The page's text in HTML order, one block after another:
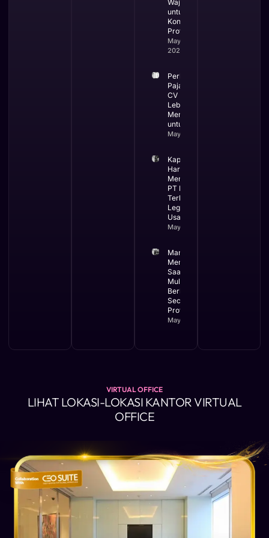
Wajib
untuk
Kontraktor
Profesional
May 19,
2026
Perbandingan
Pajak PT dan
CV Mana yang
Lebih
Menguntungkan
untuk Bisnis
May 13, 2026
Kapan Bisnis
Harus
Menggunakan
PT Ini Waktu
Terbaik
Legalitas
Usaha
May 12, 2026
Manfaat
Membuat PT
Saat Bisnis
Mulai
Berkembang
Secara
Profesional
May 11, 2026
VIRTUAL OFFICE
LIHAT LOKASI-LOKASI KANTOR VIRTUAL
OFFICE